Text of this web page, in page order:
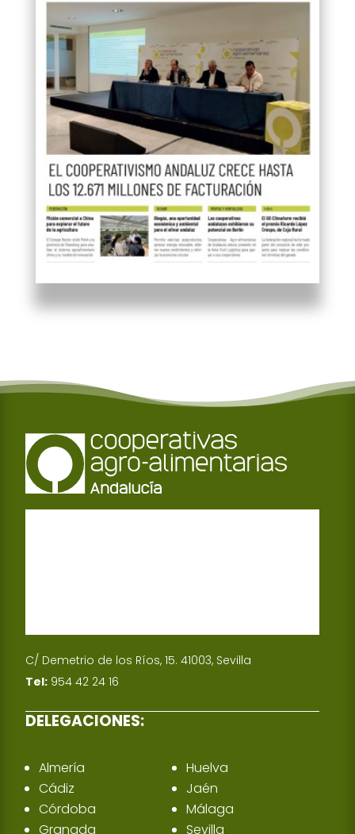
C/ Demetrio de los Ríos, 15. 41003, Sevilla
Tel: 954 42 24 16
DELEGACIONES:
Almería
Cádiz
Córdoba
Granada
Huelva
Jaén
Málaga
Sevilla